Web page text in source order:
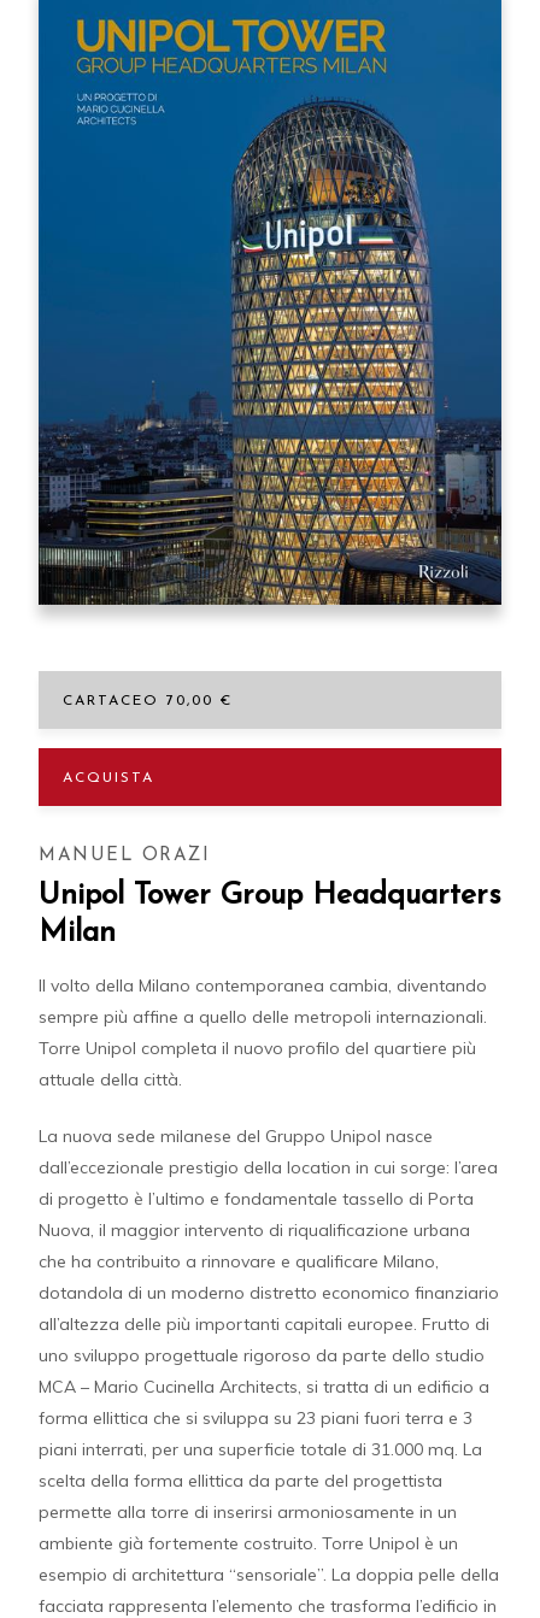
CARTACEO 70,00 €
ACQUISTA
MANUEL ORAZI
Unipol Tower Group Headquarters
Milan
Il volto della Milano contemporanea cambia, diventando
sempre più affine a quello delle metropoli internazionali.
Torre Unipol completa il nuovo profilo del quartiere più
attuale della città.
La nuova sede milanese del Gruppo Unipol nasce
dall’eccezionale prestigio della location in cui sorge: l’area
di progetto è l’ultimo e fondamentale tassello di Porta
Nuova, il maggior intervento di riqualificazione urbana
che ha contribuito a rinnovare e qualificare Milano,
dotandola di un moderno distretto economico finanziario
all’altezza delle più importanti capitali europee. Frutto di
uno sviluppo progettuale rigoroso da parte dello studio
MCA – Mario Cucinella Architects, si tratta di un edificio a
forma ellittica che si sviluppa su 23 piani fuori terra e 3
piani interrati, per una superficie totale di 31.000 mq. La
scelta della forma ellittica da parte del progettista
permette alla torre di inserirsi armoniosamente in un
ambiente già fortemente costruito. Torre Unipol è un
esempio di architettura “sensoriale”. La doppia pelle della
facciata rappresenta l’elemento che trasforma l’edificio in